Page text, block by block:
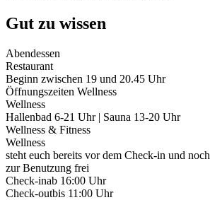
Gut zu wissen
Abendessen
Restaurant
Beginn zwischen 19 und 20.45 Uhr
Öffnungszeiten Wellness
Wellness
Hallenbad 6-21 Uhr | Sauna 13-20 Uhr
Wellness & Fitness
Wellness
steht euch bereits vor dem Check-in und
zur Benutzung frei
Check-inab 16:00 Uhr
Check-outbis 11:00 Uhr